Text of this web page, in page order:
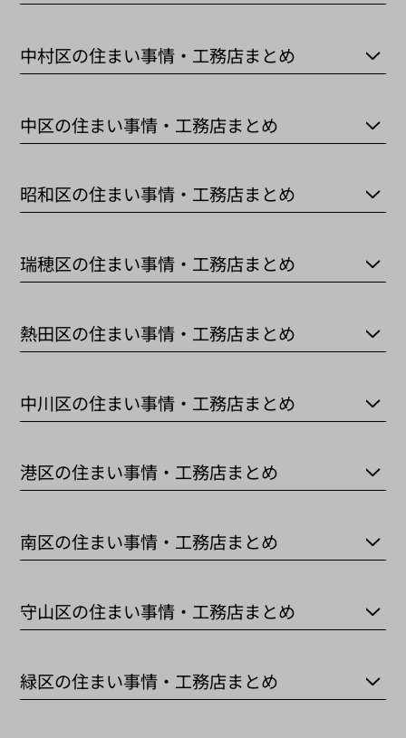
中村区の住まい事情・工務店まとめ
中区の住まい事情・工務店まとめ
昭和区の住まい事情・工務店まとめ
瑞穂区の住まい事情・工務店まとめ
熱田区の住まい事情・工務店まとめ
中川区の住まい事情・工務店まとめ
港区の住まい事情・工務店まとめ
南区の住まい事情・工務店まとめ
守山区の住まい事情・工務店まとめ
緑区の住まい事情・工務店まとめ